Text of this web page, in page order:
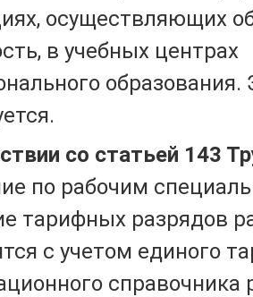
осуществляющих
в учебных центрах
образования.
со статьей 143
по рабочим
тарифных разрядов
с учетом единого
справочника